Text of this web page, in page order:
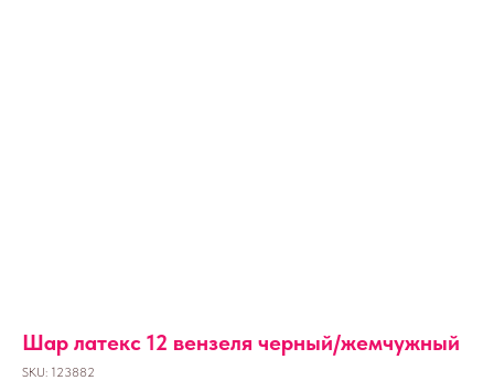
Шар латекс 12 вензеля черный/жемчужный
SKU: 123882